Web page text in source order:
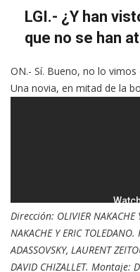
LGI.- ¿Y han
que no se han
ON.- Sí. Bueno, no lo
Una novia, en mitad de la
Dirección: OLIVIER NAKACHE
NAKACHE Y ERIC
ADASSOVSKY, LAURENT
DAVID CHIZALLET. Montaje: